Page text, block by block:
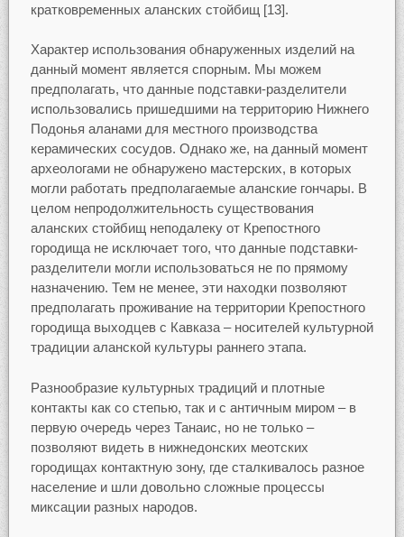
кратковременных аланских стойбищ [13].
Характер использования обнаруженных изделий на
данный момент является спорным. Мы можем
предполагать, что данные подставки-разделители
использовались пришедшими на территорию Нижнего
Подонья аланами для местного производства
керамических сосудов. Однако же, на данный момент
археологами не обнаружено мастерских, в которых
могли работать предполагаемые аланские гончары. В
целом непродолжительность существования
аланских стойбищ неподалеку от Крепостного
городища не исключает того, что данные подставки-
разделители могли использоваться не по прямому
назначению. Тем не менее, эти находки позволяют
предполагать проживание на территории Крепостного
городища выходцев с Кавказа – носителей культурной
традиции аланской культуры раннего этапа.
Разнообразие культурных традиций и плотные
контакты как со степью, так и с античным миром – в
первую очередь через Танаис, но не только –
позволяют видеть в нижнедонских меотских
городищах контактную зону, где сталкивалось разное
население и шли довольно сложные процессы
миксации разных народов.